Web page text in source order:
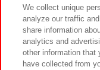
イベント・キャン
We collect unique
analyze our traffic
share information
analytics and
other information that
have collected from